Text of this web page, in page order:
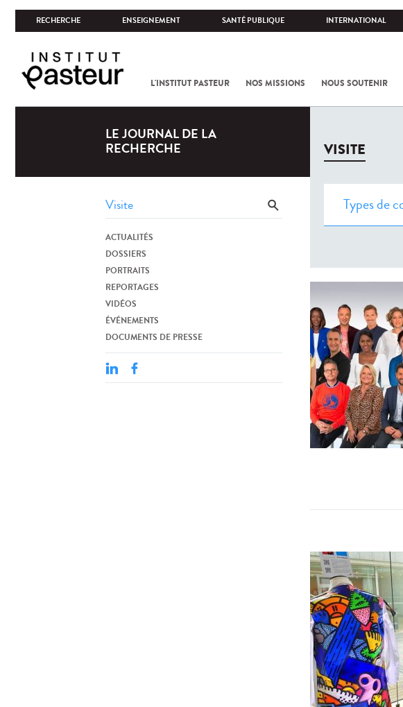
RECHERCHE ENSEIGNEMENT SANTÉ PUBLIQUE INTERNATIONAL
L'INSTITUT PASTEUR NOS MISSIONS NOUS SOUTENIR
LE JOURNAL DE LA
RECHERCHE
ACTUALITÉS
DOSSIERS
PORTRAITS
REPORTAGES
VIDÉOS
ÉVÉNEMENTS
DOCUMENTS DE PRESSE
VISITE